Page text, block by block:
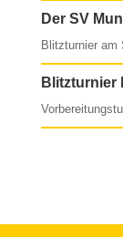
Der SV
Blitzturnier am
Blitzturnier